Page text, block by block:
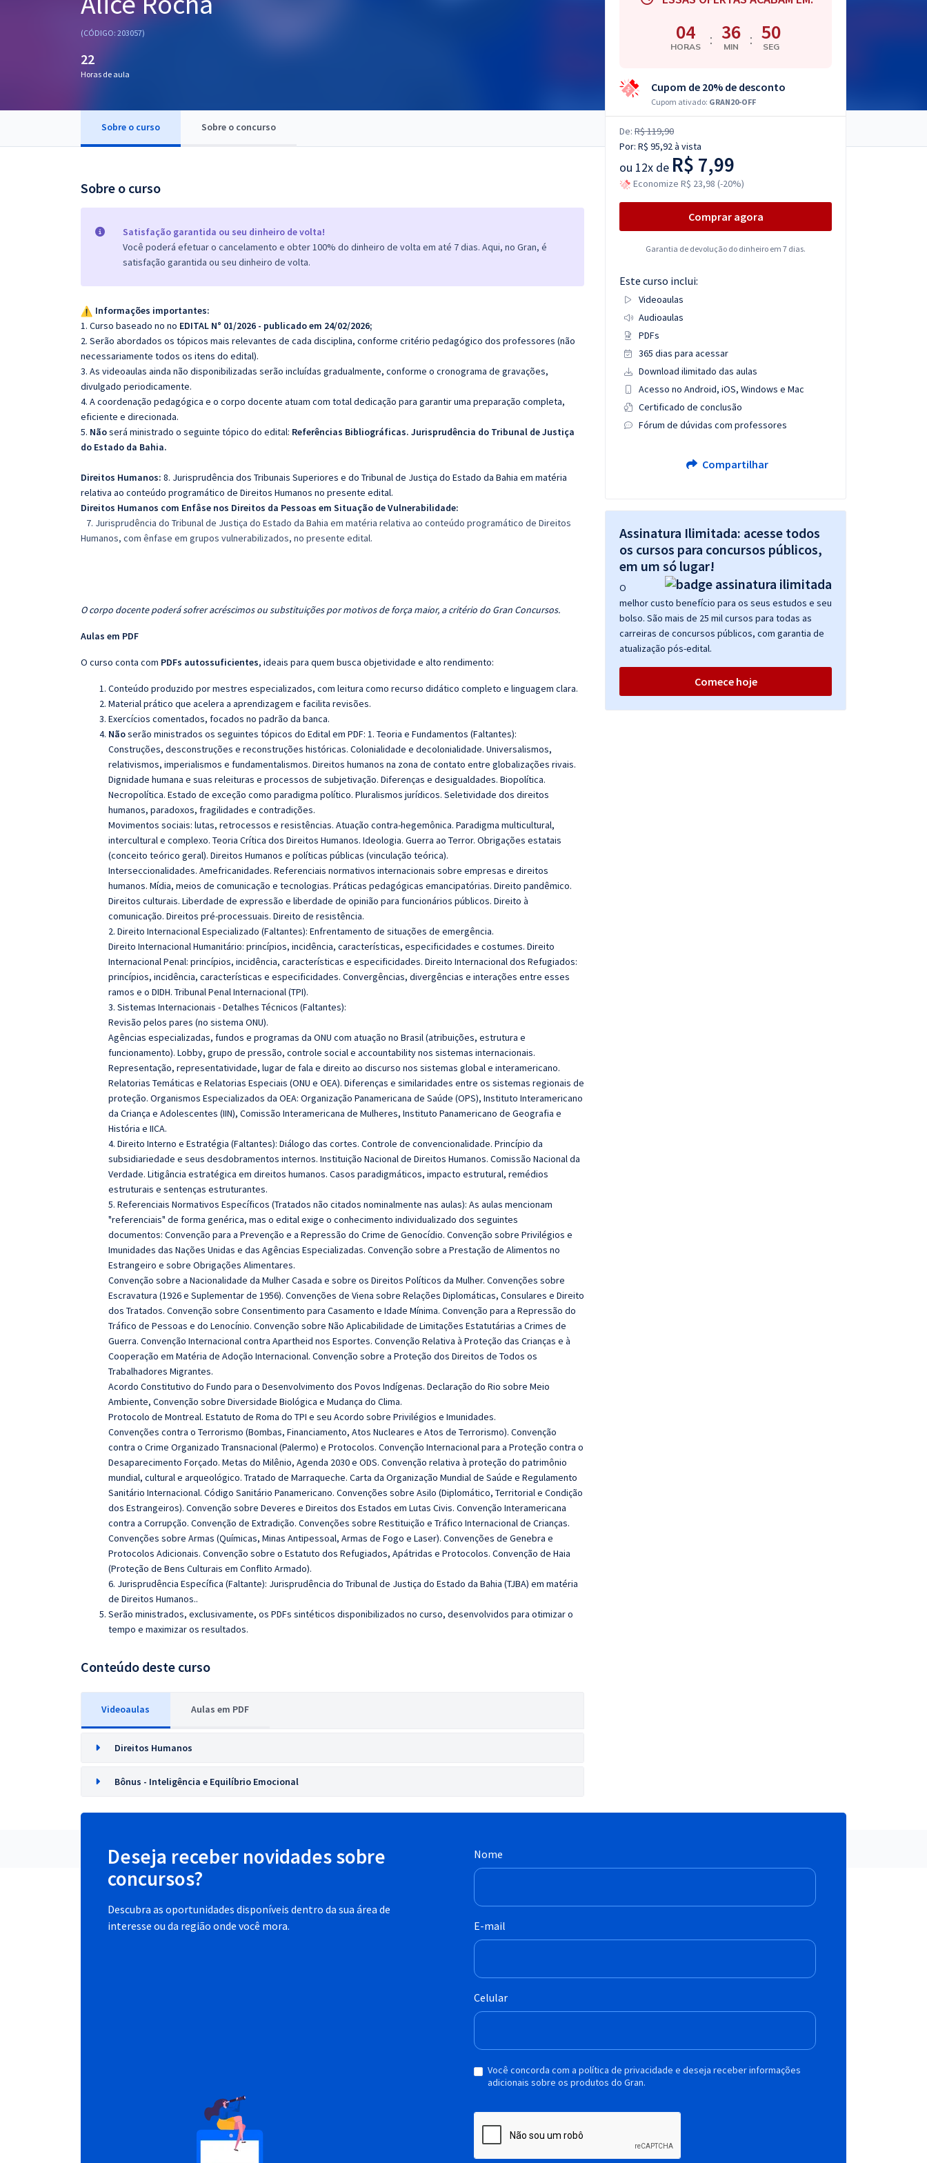
Questões grátis
(CÓDIGO: 203057)
22
Horas de aula
Sobre o curso Sobre o concurso
Sobre o curso
Satisfação garantida ou seu dinheiro de volta!
Você poderá efetuar o cancelamento e obter 100% do dinheiro de volta em até 7 dias. Aqui, no Gran, é
satisfação garantida ou seu dinheiro de volta.
Informações importantes:
1. Curso baseado no no EDITAL N° 01/2026 - publicado em 24/02/2026;
2. Serão abordados os tópicos mais relevantes de cada disciplina, conforme critério pedagógico dos professores (não
necessariamente todos os itens do edital).
3. As videoaulas ainda não disponibilizadas serão incluídas gradualmente, conforme o cronograma de gravações,
divulgado periodicamente.
4. A coordenação pedagógica e o corpo docente atuam com total dedicação para garantir uma preparação completa,
eficiente e direcionada.
5. Nãoserá ministrado o seguinte tópico do edital: Referências Bibliográficas. Jurisprudência do Tribunal de Justiça
do Estado da Bahia.
Direitos Humanos: 8. Jurisprudência dos Tribunais Superiores e do Tribunal de Justiça do Estado da Bahia em matéria
relativa ao conteúdo programático de Direitos Humanos no presente edital.
Direitos Humanos com Enfâse nos Direitos da Pessoas em Situação de Vulnerabilidade:
7. Jurisprudência do Tribunal de Justiça do Estado da Bahia em matéria relativa ao conteúdo programático de Direitos
Humanos, com ênfase em grupos vulnerabilizados, no presente edital.
O corpo docente poderá sofrer acréscimos ou substituições por motivos de força maior, a critério do Gran Concursos.
Aulas em PDF
O curso conta com PDFs autossuficientes, ideais para quem busca objetividade e alto rendimento:
Conteúdo produzido por mestres especializados, com leitura como recurso didático completo e linguagem clara.
Material prático que acelera a aprendizagem e facilita revisões.
Exercícios comentados, focados no padrão da banca.
Nãoserão ministrados os seguintes tópicos do Edital em PDF: 1. Teoria e Fundamentos (Faltantes):
Construções, desconstruções e reconstruções históricas. Colonialidade e decolonialidade. Universalismos,
relativismos, imperialismos e fundamentalismos. Direitos humanos na zona de contato entre globalizações rivais.
Dignidade humana e suas releituras e processos de subjetivação. Diferenças e desigualdades. Biopolítica.
Necropolítica. Estado de exceção como paradigma político. Pluralismos jurídicos. Seletividade dos direitos
humanos, paradoxos, fragilidades e contradições.
Movimentos sociais: lutas, retrocessos e resistências. Atuação contra-hegemônica. Paradigma multicultural,
intercultural e complexo. Teoria Crítica dos Direitos Humanos. Ideologia. Guerra ao Terror. Obrigações estatais
(conceito teórico geral). Direitos Humanos e políticas públicas (vinculação teórica).
Interseccionalidades. Amefricanidades. Referenciais normativos internacionais sobre empresas e direitos
humanos. Mídia, meios de comunicação e tecnologias. Práticas pedagógicas emancipatórias. Direito pandêmico.
Direitos culturais. Liberdade de expressão e liberdade de opinião para funcionários públicos. Direito à
comunicação. Direitos pré-processuais. Direito de resistência.
2. Direito Internacional Especializado (Faltantes): Enfrentamento de situações de emergência.
Direito Internacional Humanitário: princípios, incidência, características, especificidades e costumes. Direito
Internacional Penal: princípios, incidência, características e especificidades. Direito Internacional dos Refugiados:
princípios, incidência, características e especificidades. Convergências, divergências e interações entre esses
ramos e o DIDH. Tribunal Penal Internacional (TPI).
3. Sistemas Internacionais - Detalhes Técnicos (Faltantes):
Revisão pelos pares (no sistema ONU).
Agências especializadas, fundos e programas da ONU com atuação no Brasil (atribuições, estrutura e
funcionamento). Lobby, grupo de pressão, controle social e accountability nos sistemas internacionais.
Representação, representatividade, lugar de fala e direito ao discurso nos sistemas global e interamericano.
Relatorias Temáticas e Relatorias Especiais (ONU e OEA). Diferenças e similaridades entre os sistemas regionais de
proteção. Organismos Especializados da OEA: Organização Panamericana de Saúde (OPS), Instituto Interamericano
da Criança e Adolescentes (IIN), Comissão Interamericana de Mulheres, Instituto Panamericano de Geografia e
História e IICA.
4. Direito Interno e Estratégia (Faltantes): Diálogo das cortes. Controle de convencionalidade. Princípio da
subsidiariedade e seus desdobramentos internos. Instituição Nacional de Direitos Humanos. Comissão Nacional da
Verdade. Litigância estratégica em direitos humanos. Casos paradigmáticos, impacto estrutural, remédios
estruturais e sentenças estruturantes.
5. Referenciais Normativos Específicos (Tratados não citados nominalmente nas aulas): As aulas mencionam
"referenciais" de forma genérica, mas o edital exige o conhecimento individualizado dos seguintes
documentos: Convenção para a Prevenção e a Repressão do Crime de Genocídio. Convenção sobre Privilégios e
Imunidades das Nações Unidas e das Agências Especializadas. Convenção sobre a Prestação de Alimentos no
Estrangeiro e sobre Obrigações Alimentares.
Convenção sobre a Nacionalidade da Mulher Casada e sobre os Direitos Políticos da Mulher. Convenções sobre
Escravatura (1926 e Suplementar de 1956). Convenções de Viena sobre Relações Diplomáticas, Consulares e Direito
dos Tratados. Convenção sobre Consentimento para Casamento e Idade Mínima. Convenção para a Repressão do
Tráfico de Pessoas e do Lenocínio. Convenção sobre Não Aplicabilidade de Limitações Estatutárias a Crimes de
Guerra. Convenção Internacional contra Apartheid nos Esportes. Convenção Relativa à Proteção das Crianças e à
Cooperação em Matéria de Adoção Internacional. Convenção sobre a Proteção dos Direitos de Todos os
Trabalhadores Migrantes.
Acordo Constitutivo do Fundo para o Desenvolvimento dos Povos Indígenas. Declaração do Rio sobre Meio
Ambiente, Convenção sobre Diversidade Biológica e Mudança do Clima.
Protocolo de Montreal. Estatuto de Roma do TPI e seu Acordo sobre Privilégios e Imunidades.
Convenções contra o Terrorismo (Bombas, Financiamento, Atos Nucleares e Atos de Terrorismo). Convenção
contra o Crime Organizado Transnacional (Palermo) e Protocolos. Convenção Internacional para a Proteção contra o
Desaparecimento Forçado. Metas do Milênio, Agenda 2030 e ODS. Convenção relativa à proteção do patrimônio
mundial, cultural e arqueológico. Tratado de Marraqueche. Carta da Organização Mundial de Saúde e Regulamento
Sanitário Internacional. Código Sanitário Panamericano. Convenções sobre Asilo (Diplomático, Territorial e Condição
dos Estrangeiros). Convenção sobre Deveres e Direitos dos Estados em Lutas Civis. Convenção Interamericana
contra a Corrupção. Convenção de Extradição. Convenções sobre Restituição e Tráfico Internacional de Crianças.
Convenções sobre Armas (Químicas, Minas Antipessoal, Armas de Fogo e Laser). Convenções de Genebra e
Protocolos Adicionais. Convenção sobre o Estatuto dos Refugiados, Apátridas e Protocolos. Convenção de Haia
(Proteção de Bens Culturais em Conflito Armado).
6. Jurisprudência Específica (Faltante): Jurisprudência do Tribunal de Justiça do Estado da Bahia (TJBA) em matéria
de Direitos Humanos..
Serão ministrados, exclusivamente, os PDFs sintéticos disponibilizados no curso, desenvolvidos para otimizar o
tempo e maximizar os resultados.
Conteúdo deste curso
Videoaulas Aulas em PDF
Direitos Humanos
Bônus - Inteligência e Equilíbrio Emocional
04
HORAS : 36
MIN : 49
SEG
Cupom de 20% de desconto
Cupom ativado: GRAN20-OFF
De: R$ 119,90
Por: R$ 95,92à vista
ou 12x de R$ 7,99
Economize R$ 23,98 (-20%)
Comprar agora
Garantia de devolução do dinheiro em 7 dias.
Este curso inclui:
Videoaulas
Audioaulas
PDFs
365 dias para acessar
Download ilimitado das aulas
Acesso no Android, iOS, Windows e Mac
Certificado de conclusão
Fórum de dúvidas com professores
Compartilhar
Assinatura Ilimitada: acesse todos
os cursos para concursos públicos,
em um só lugar!
O
melhor custo benefício para os seus estudos e seu
bolso. São mais de 25 mil cursos para todas as
carreiras de concursos públicos, com garantia de
atualização pós-edital.
Comece hoje
Deseja receber novidades sobre
concursos?
Descubra as oportunidades disponíveis dentro da sua área de
interesse ou da região onde você mora.
Nome
E-mail
Celular
Você concorda com a política de privacidade e deseja receber informações
adicionais sobre os produtos do Gran.